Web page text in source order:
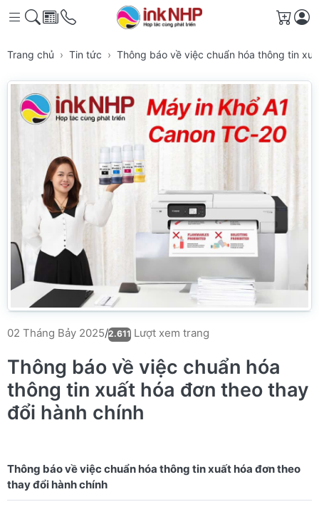
Giỏ
Trang chủ Tin tức Thông báo về việc chuẩn hóa thông tin
02 Tháng Bảy 2025/2.611 Lượt xem trang
Thông báo về việc chuẩn hóa
thông tin xuất hóa đơn theo thay
đổi hành chính
Thông báo về việc chuẩn hóa thông tin xuất hóa đơn theo